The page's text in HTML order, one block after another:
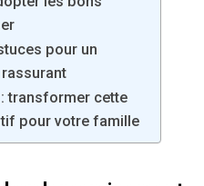
pour un
transformer cette
pour votre famille